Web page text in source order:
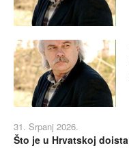
31. Srpanj 2026.
Što je u Hrvatskoj doista